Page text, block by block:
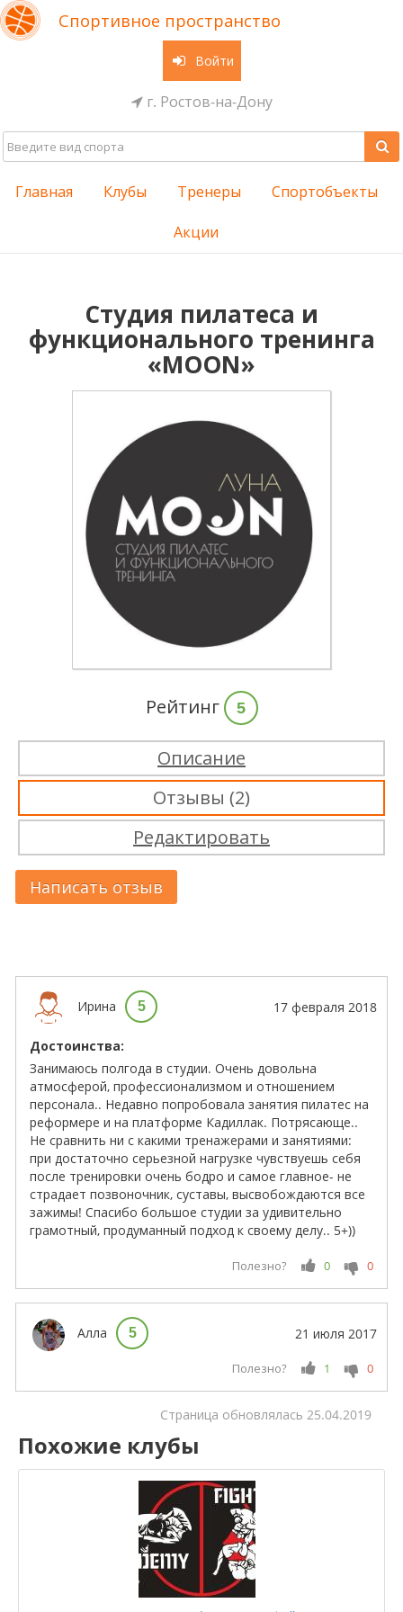
Спортивное пространство
Войти
г. Ростов-на-Дону
Главная Клубы Тренеры Спортобъекты
Акции
Студия пилатеса и
функционального тренинга
«MOON»
Рейтинг 5
Описание
Отзывы (2)
Редактировать
Написать отзыв
Ирина 5 17 февраля 2018
Достоинства:
Занимаюсь полгода в студии. Очень довольна
атмосферой, профессионализмом и отношением
персонала.. Недавно попробовала занятия пилатес на
реформере и на платформе Кадиллак. Потрясающе..
Не сравнить ни с какими тренажерами и занятиями:
при достаточно серьезной нагрузке чувствуешь себя
после тренировки очень бодро и самое главное- не
страдает позвоночник, суставы, высвобождаются все
зажимы! Спасибо большое студии за удивительно
грамотный, продуманный подход к своему делу.. 5+))
Полезно? 0 0
Алла 5 21 июля 2017
Полезно? 1 0
Cтраница обновлялась 25.04.2019
Похожие клубы